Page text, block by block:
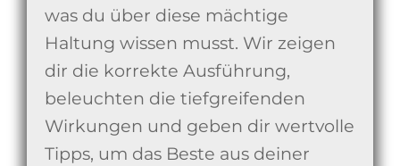
was du über diese mächtige
Haltung wissen musst. Wir zeigen
dir die korrekte Ausführung,
beleuchten die tiefgreifenden
Wirkungen und geben dir wertvolle
Tipps, um das Beste aus deiner